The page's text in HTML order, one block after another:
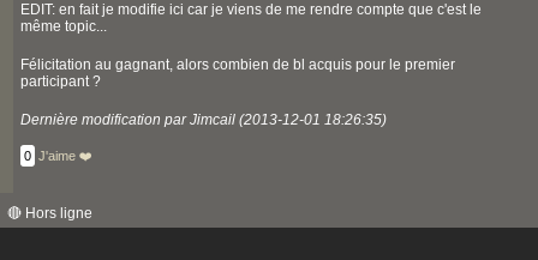
EDIT: en fait je modifie ici car je viens de me rendre compte que c'est le
même topic...
Félicitation au gagnant, alors combien de bl acquis pour le premier
participant ?
Dernière modification par Jimcail (2013-12-01 18:26:35)
0 J'aime ❤️
🔴 Hors ligne